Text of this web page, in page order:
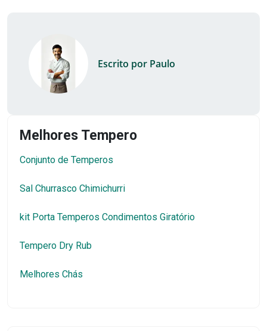
Escrito por Paulo
Melhores Tempero
Conjunto de Temperos
Sal Churrasco Chimichurri
kit Porta Temperos Condimentos Giratório
Tempero Dry Rub
Melhores Chás